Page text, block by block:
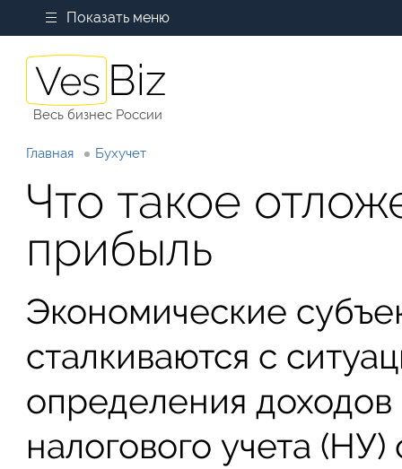
Показать меню
Весь бизнес России
Главная Бухучет
Что такое
прибыль
Экономические
сталкиваются с
определения
налогового учета (НУ)